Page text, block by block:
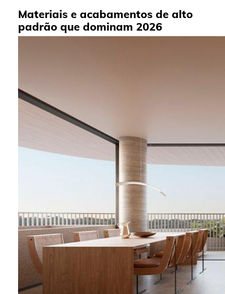
Materiais e acabamentos de alto
padrão que dominam 2026